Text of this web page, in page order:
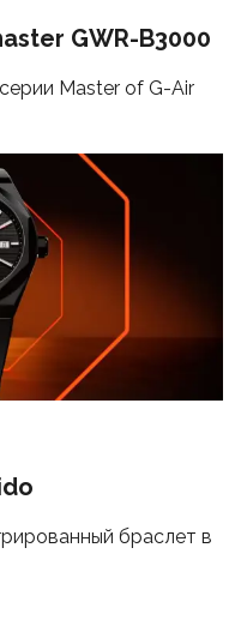
GWR-B3000
Master of G-Air
браслет в